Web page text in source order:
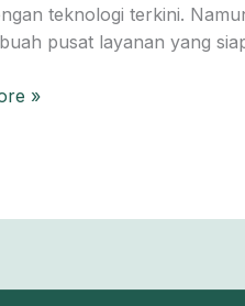
teknologi terkini.
pusat layanan yang
»